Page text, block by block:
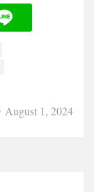
August 1, 2024